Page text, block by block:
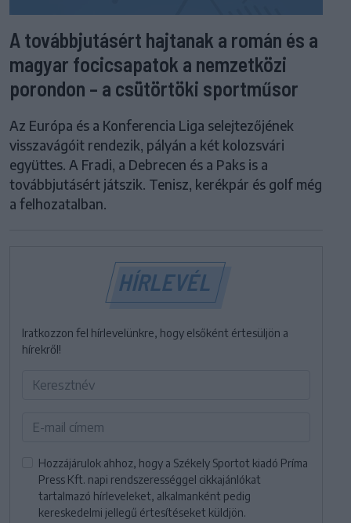
A továbbjutásért hajtanak a román és a
magyar focicsapatok a nemzetközi
porondon – a csütörtöki sportműsor
Az Európa és a Konferencia Liga selejtezőjének
visszavágóit rendezik, pályán a két kolozsvári
együttes. A Fradi, a Debrecen és a Paks is a
továbbjutásért játszik. Tenisz, kerékpár és golf még
a felhozatalban.
HÍRLEVÉL
Iratkozzon fel hírlevelünkre, hogy elsőként értesüljön a
hírekről!
Hozzájárulok ahhoz, hogy a Székely Sportot kiadó Príma
Press Kft. napi rendszerességgel cikkajánlókat
tartalmazó hírleveleket, alkalmanként pedig
kereskedelmi jellegű értesítéseket küldjön.